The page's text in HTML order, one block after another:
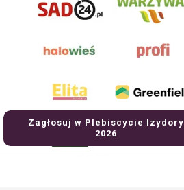
Zagłosuj w Plebiscycie Izydory
2026